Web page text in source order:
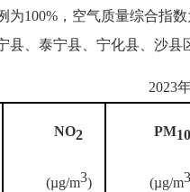
为100%，空气质量综合指
、泰宁县、宁化县、沙县
2023
NO2
(µg/m3)
PM10
(µg/m3